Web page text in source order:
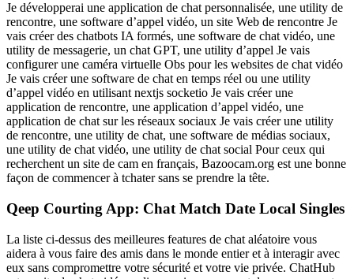
Je développerai une application de chat personnalisée, une utility de
rencontre, une software d’appel vidéo, un site Web de rencontre Je
vais créer des chatbots IA formés, une software de chat vidéo, une
utility de messagerie, un chat GPT, une utility d’appel Je vais
configurer une caméra virtuelle Obs pour les websites de chat vidéo
Je vais créer une software de chat en temps réel ou une utility
d’appel vidéo en utilisant nextjs socketio Je vais créer une
application de rencontre, une application d’appel vidéo, une
application de chat sur les réseaux sociaux Je vais créer une utility
de rencontre, une utility de chat, une software de médias sociaux,
une utility de chat vidéo, une utility de chat social Pour ceux qui
recherchent un site de cam en français, Bazoocam.org est une bonne
façon de commencer à tchater sans se prendre la tête.
Qeep Courting App: Chat Match Date Local Singles
La liste ci-dessus des meilleures features de chat aléatoire vous
aidera à vous faire des amis dans le monde entier et à interagir avec
eux sans compromettre votre sécurité et votre vie privée. ChatHub